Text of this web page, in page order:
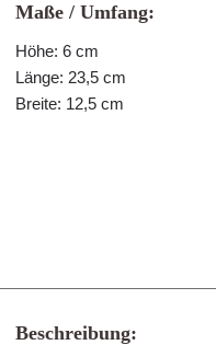
Maße / Umfang:
Höhe: 6 cm
Länge: 23,5 cm
Breite: 12,5 cm
Beschreibung: